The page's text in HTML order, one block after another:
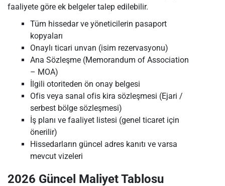
faaliyete göre ek belgeler talep edilebilir.
Tüm hissedar ve yöneticilerin pasaport
kopyaları
Onaylı ticari unvan (isim rezervasyonu)
Ana Sözleşme (Memorandum of Association
– MOA)
İlgili otoriteden ön onay belgesi
Ofis veya sanal ofis kira sözleşmesi (Ejari /
serbest bölge sözleşmesi)
İş planı ve faaliyet listesi (genel ticaret için
önerilir)
Hissedarların güncel adres kanıtı ve varsa
mevcut vizeleri
2026 Güncel Maliyet Tablosu